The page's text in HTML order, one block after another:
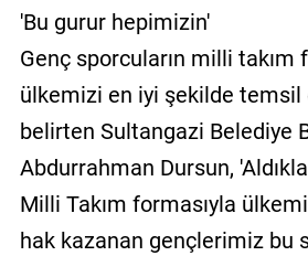
'Bu gurur hepimizin'
Genç sporcuların milli takım
ülkemizi en iyi şekilde
belirten Sultangazi Belediye
Abdurrahman Dursun,
Milli Takım formasıyla
hak kazanan gençlerimiz bu